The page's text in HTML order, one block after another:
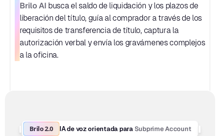
Brilo AI busca el saldo de liquidación y los plazos de
liberación del título, guía al comprador a través de los
requisitos de transferencia de título, captura la
autorización verbal y envía los gravámenes complejos
a la oficina.
Brilo 2.0 IA de voz orientada para Subprime Account